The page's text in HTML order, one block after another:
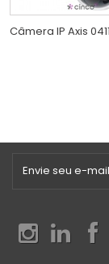
Câmera IP Axis